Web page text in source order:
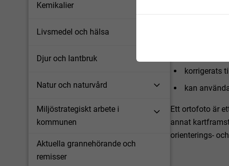
Kemikalier
Livsmedel och hälsa
Djur och lantbruk
Natur och naturvård
Miljöstrategiskt arbete i
kommunen
Aktuella grannehörande och
remisser
Ortofoto
korrigerats
kan
Ett ortofoto är
annat
orienterings-